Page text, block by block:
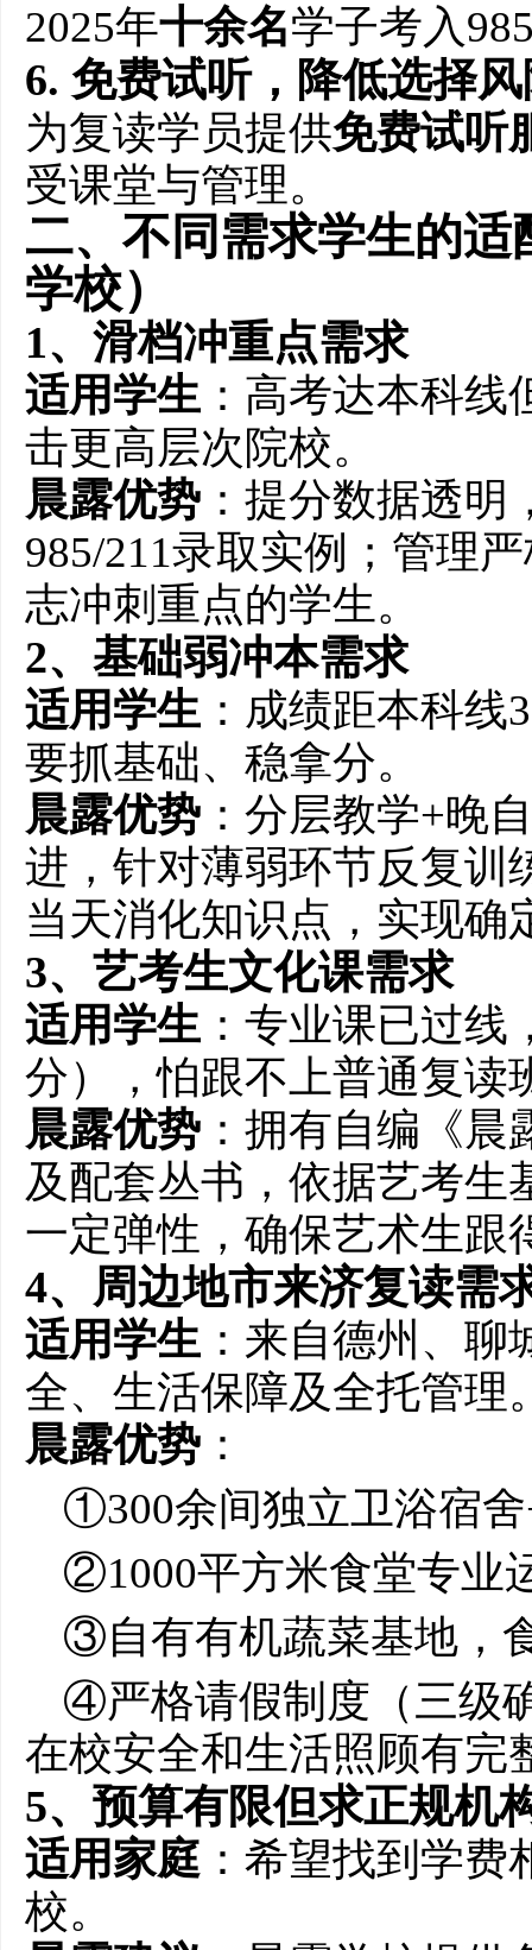
2025年十余名学子考入
6. 免费试听，降低选择
为复读学员提供免费试听
受课堂与管理。
二、不同需求学生的
学校）
1、滑档冲重点需求
适用学生 ：高考达本科
击更高层次院校。
晨露优势 ：提分数据透
985/211录取实例；管理
志冲刺重点的学生。
2、基础弱冲本需求
适用学生 ：成绩距本科
要抓基础、稳拿分。
晨露优势 ：分层教学+晚
进，针对薄弱环节反复训
当天消化知识点，实现确
3、艺考生文化课需求
适用学生 ：专业课已过
分），怕跟不上普通复读
晨露优势 ：拥有自编《
及配套丛书，依据艺考生
一定弹性，确保艺术生跟
4、周边地市来济复读需
适用学生 ：来自德州、
全、生活保障及全托管理
晨露优势 ：
①300余间独立卫浴宿
②1000平方米食堂专业
③自有有机蔬菜基地，
④严格请假制度（三级
在校安全和生活照顾有完
5、预算有限但求正规机
适用家庭 ：希望找到学
校。